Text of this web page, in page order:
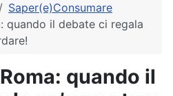
Saper(e)Consumare
quando il debate ci regala
quando il